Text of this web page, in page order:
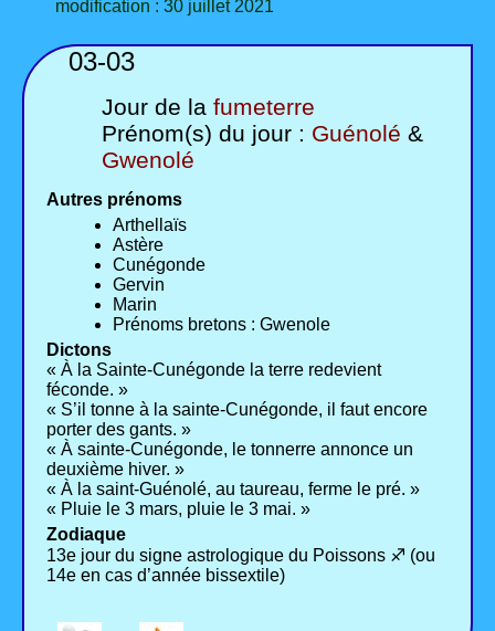
modification : 30 juillet 2021
03-03
Jour de la fumeterre
Prénom(s) du jour : Guénolé &
Gwenolé
Autres prénoms
Arthellaïs
Astère
Cunégonde
Gervin
Marin
Prénoms bretons : Gwenole
Dictons
« À la Sainte-Cunégonde la terre redevient
féconde. »
« S’il tonne à la sainte-Cunégonde, il faut encore
porter des gants. »
« À sainte-Cunégonde, le tonnerre annonce un
deuxième hiver. »
« À la saint-Guénolé, au taureau, ferme le pré. »
« Pluie le 3 mars, pluie le 3 mai. »
Zodiaque
13e jour du signe astrologique du Poissons ♐ (ou
14e en cas d’année bissextile)